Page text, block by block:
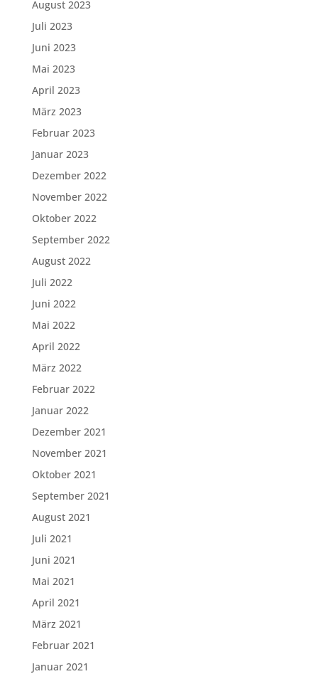
August 2023
Juli 2023
Juni 2023
Mai 2023
April 2023
März 2023
Februar 2023
Januar 2023
Dezember 2022
November 2022
Oktober 2022
September 2022
August 2022
Juli 2022
Juni 2022
Mai 2022
April 2022
März 2022
Februar 2022
Januar 2022
Dezember 2021
November 2021
Oktober 2021
September 2021
August 2021
Juli 2021
Juni 2021
Mai 2021
April 2021
März 2021
Februar 2021
Januar 2021